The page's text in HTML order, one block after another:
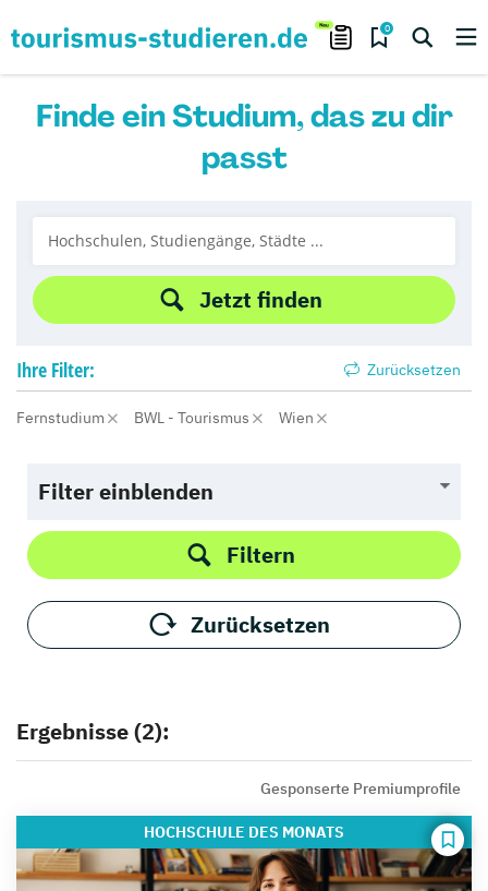
0
Finde ein Studium, das zu dir
passt
Jetzt finden
Ihre Filter: Zurücksetzen
Fernstudium BWL - Tourismus Wien
Filter einblenden
Filtern
Zurücksetzen
Ergebnisse (2):
Gesponserte Premiumprofile
HOCHSCHULE DES MONATS